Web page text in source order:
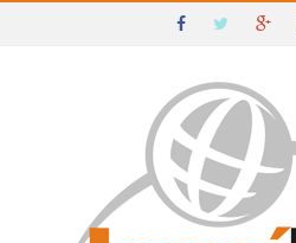
IGUAÍ E SUDOESTE DA